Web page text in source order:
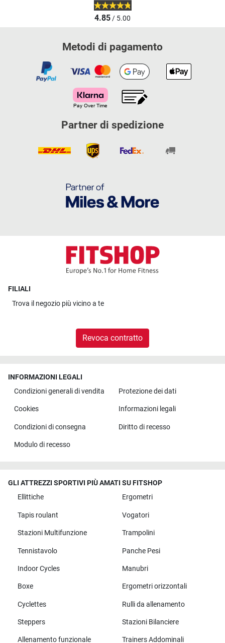
4.85/ 5.00
Metodi di pagamento
Partner di spedizione
FILIALI
Trova il negozio più vicino a te
Revoca contratto
INFORMAZIONI LEGALI
Condizioni generali di vendita
Protezione dei dati
Cookies Informazioni legali
Condizioni di consegna Diritto di recesso
Modulo di recesso
GLI ATTREZZI SPORTIVI PIÙ AMATI SU FITSHOP
Ellittiche
Ergometri
Tapis roulant Vogatori
Stazioni Multifunzione Trampolini
Tennistavolo Panche Pesi
Indoor Cycles Manubri
Boxe Ergometri orizzontali
Cyclettes Rulli da allenamento
Steppers Stazioni Bilanciere
Allenamento funzionale Trainers Addominali